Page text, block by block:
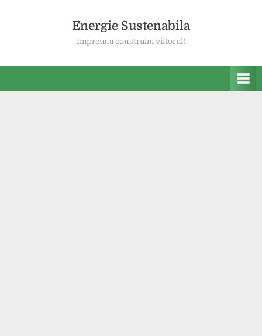
Energie Sustenabila
Impreuna construim viitorul!